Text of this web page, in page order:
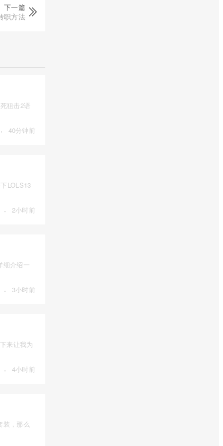
下一篇
职方法
狙击2语
· 40分钟前
LOLS13
· 2小时前
细介绍一
· 3小时前
来让我为
· 4小时前
装，那么